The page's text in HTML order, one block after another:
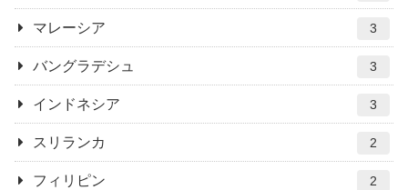
マレーシア 3
バングラデシュ 3
インドネシア 3
スリランカ 2
フィリピン 2